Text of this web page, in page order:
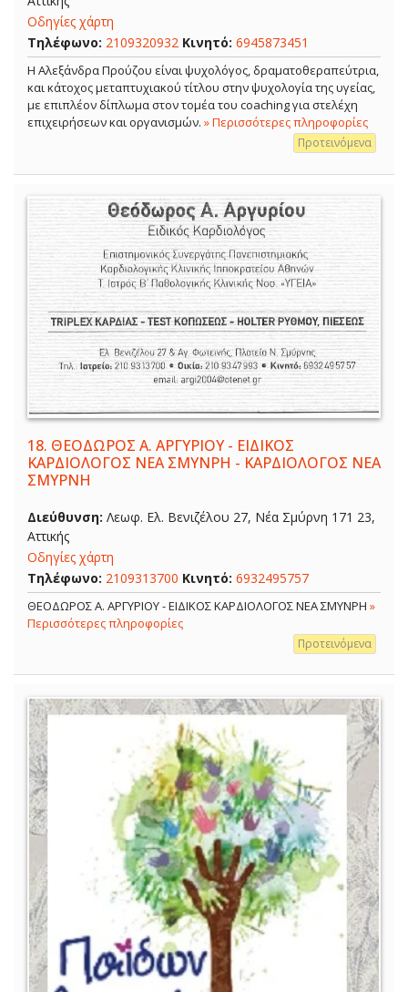
Οδηγίες χάρτη
Τηλέφωνο: 2109320932 Κινητό: 6945873451
Η Αλεξάνδρα Προύζου είναι ψυχολόγος, δραματοθεραπεύτρια,
και κάτοχος μεταπτυχιακού τίτλου στην ψυχολογία της υγείας,
με επιπλέον δίπλωμα στον τομέα του coaching για στελέχη
επιχειρήσεων και οργανισμών. » Περισσότερες πληροφορίες
Προτεινόμενα
18. ΘΕΟΔΩΡΟΣ Α. ΑΡΓΥΡΙΟΥ - ΕΙΔΙΚΟΣ
ΚΑΡΔΙΟΛΟΓΟΣ ΝΕΑ ΣΜΥΝΡΗ - ΚΑΡΔΙΟΛΟΓΟΣ ΝΕΑ
ΣΜΥΡΝΗ
Διεύθυνση: Λεωφ. Ελ. Βενιζέλου 27, Νέα Σμύρνη 171 23,
Αττικής
Οδηγίες χάρτη
Τηλέφωνο: 2109313700 Κινητό: 6932495757
ΘΕΟΔΩΡΟΣ Α. ΑΡΓΥΡΙΟΥ - ΕΙΔΙΚΟΣ ΚΑΡΔΙΟΛΟΓΟΣ ΝΕΑ ΣΜΥΝΡΗ »
Περισσότερες πληροφορίες
Προτεινόμενα